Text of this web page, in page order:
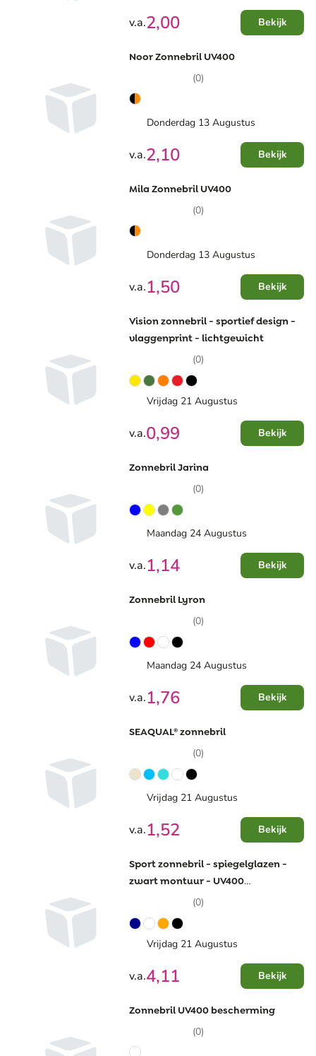
v.a.2,00 Bekijk
Noor Zonnebril UV400
(0)
Donderdag 13 Augustus
v.a.2,10 Bekijk
Mila Zonnebril UV400
(0)
Donderdag 13 Augustus
v.a.1,50 Bekijk
Vision zonnebril - sportief design -
vlaggenprint - lichtgewicht
(0)
Vrijdag 21 Augustus
v.a.0,99 Bekijk
Zonnebril Jarina
(0)
Maandag 24 Augustus
v.a.1,14 Bekijk
Zonnebril Lyron
(0)
Maandag 24 Augustus
v.a.1,76 Bekijk
SEAQUAL® zonnebril
(0)
Vrijdag 21 Augustus
v.a.1,52 Bekijk
Sport zonnebril - spiegelglazen -
zwart montuur - UV400
(0)
Vrijdag 21 Augustus
v.a.4,11 Bekijk
Zonnebril UV400 bescherming
(0)